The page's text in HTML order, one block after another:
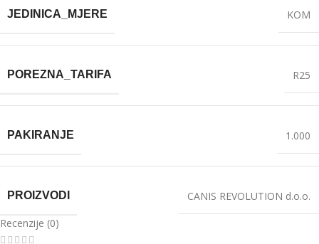
JEDINICA_MJERE KOM
POREZNA_TARIFA R25
PAKIRANJE 1.000
PROIZVODI
CANIS REVOLUTION d.o.o.
Recenzije (0)